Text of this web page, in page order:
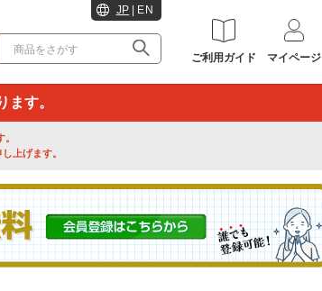
JP EN
ご利用ガイド マイページ
す。
上げます。